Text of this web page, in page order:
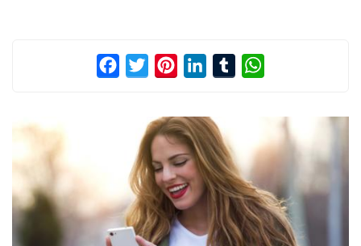
FacebookTwitterPinterestLinkedInTumblr